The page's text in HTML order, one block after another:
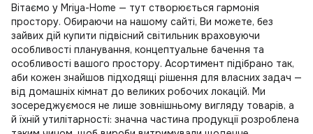
Вітаємо у Mriya-Home — тут створюється гармонія
простору. Обираючи на нашому сайті, Ви можете, без
зайвих дій купити підвісний світильник враховуючи
особливості планування, концептуальне бачення та
особливості вашого простору. Асортимент підібрано так,
аби кожен знайшов підходящі рішення для власних задач —
від домашніх кімнат до великих робочих локацій. Ми
зосереджуємося не лише зовнішньому вигляду товарів, а
й їхній утилітарності: значна частина продукції розроблена